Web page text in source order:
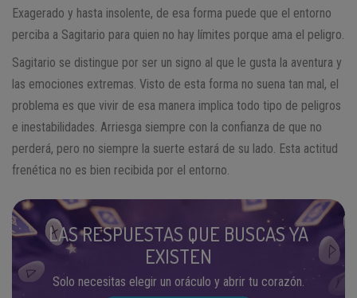
Exagerado y hasta insolente, de esa forma puede que el entorno
perciba a Sagitario para quien no hay límites porque ama el peligro.
Sagitario se distingue por ser un signo al que le gusta la aventura y
las emociones extremas. Visto de esta forma no suena tan mal, el
problema es que vivir de esa manera implica todo tipo de peligros
e inestabilidades. Arriesga siempre con la confianza de que no
perderá, pero no siempre la suerte estará de su lado. Esta actitud
frenética no es bien recibida por el entorno.
LAS RESPUESTAS QUE BUSCAS YA
EXISTEN
Solo necesitas elegir un oráculo y abrir tu corazón.